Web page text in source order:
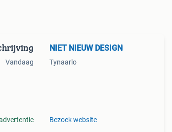
Vandaag
NIET NIEUW DESIGN
Tynaarlo
Bezoek website